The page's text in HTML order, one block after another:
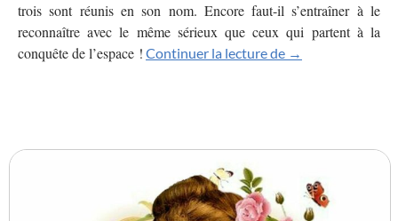
trois sont réunis en son nom. Encore faut-il s’entraîner à le
reconnaître avec le même sérieux que ceux qui partent à la
conquête de l’espace ! Continuer la lecture de Jésus ne nous
→